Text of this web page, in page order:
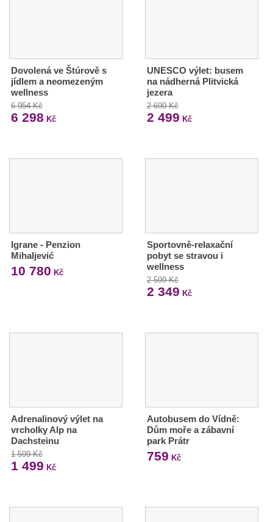
Dovolená ve Štúrově s
jídlem a neomezeným
wellness
6 954 Kč
6 298 Kč
UNESCO výlet: busem
na nádherná Plitvická
jezera
2 690 Kč
2 499 Kč
Igrane - Penzion
Mihaljević
10 780 Kč
Sportovně-relaxační
pobyt se stravou i
wellness
2 599 Kč
2 349 Kč
Adrenalinový výlet na
vrcholky Alp na
Dachsteinu
1 599 Kč
1 499 Kč
Autobusem do Vídně:
Dům moře a zábavní
park Prátr
759 Kč